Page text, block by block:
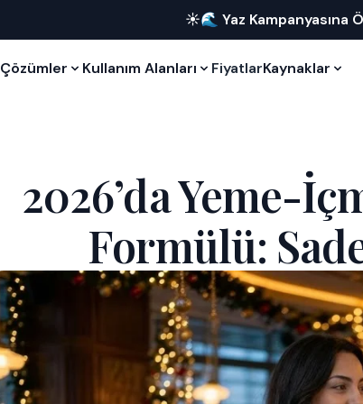
☀️🌊 Yaz Kampanyasına
Çözümler Kullanım Alanları FiyatlarKaynaklar
2026’da Yeme-
Formülü: